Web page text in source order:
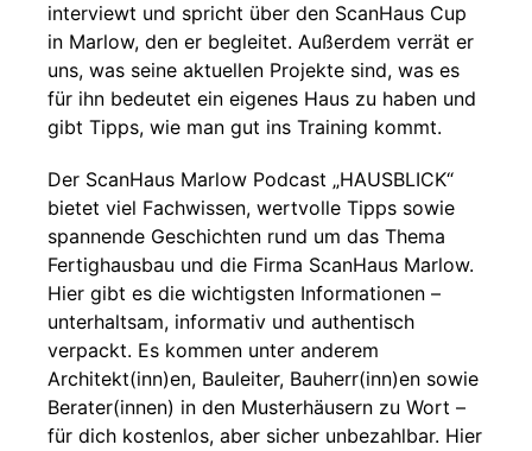
interviewt und spricht über den ScanHaus Cup
in Marlow, den er begleitet. Außerdem verrät er
uns, was seine aktuellen Projekte sind, was es
für ihn bedeutet ein eigenes Haus zu haben und
gibt Tipps, wie man gut ins Training kommt.
Der ScanHaus Marlow Podcast „HAUSBLICK“
bietet viel Fachwissen, wertvolle Tipps sowie
spannende Geschichten rund um das Thema
Fertighausbau und die Firma ScanHaus Marlow.
Hier gibt es die wichtigsten Informationen –
unterhaltsam, informativ und authentisch
verpackt. Es kommen unter anderem
Architekt(inn)en, Bauleiter, Bauherr(inn)en sowie
Berater(innen) in den Musterhäusern zu Wort –
für dich kostenlos, aber sicher unbezahlbar. Hier